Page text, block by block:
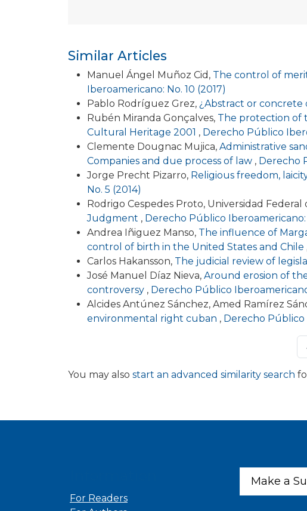
Similar Articles
Manuel Ángel Muñoz Cid, The control of
Iberoamericano: No. 10 (2017)
Pablo Rodríguez Grez, ¿Abstract or
Rubén Miranda Gonçalves, The protection of
Cultural Heritage 2001 , Derecho Público
Clemente Dougnac Mujica, Administrative
Companies and due process of law , Derecho
Jorge Precht Pizarro, Religious freedom,
No. 5 (2014)
Rodrigo Cespedes Proto, Universidad Federal
Judgment , Derecho Público Iberoamericano:
Andrea Iñiguez Manso, The influence of
control of birth in the United States and Chile
Carlos Hakansson, The judicial review of
José Manuel Díaz Nieva, Around erosion of
controversy , Derecho Público
Alcides Antúnez Sánchez, Amed Ramírez
environmental right cuban , Derecho Público
You may also start an advanced similarity search
For Readers
Make a